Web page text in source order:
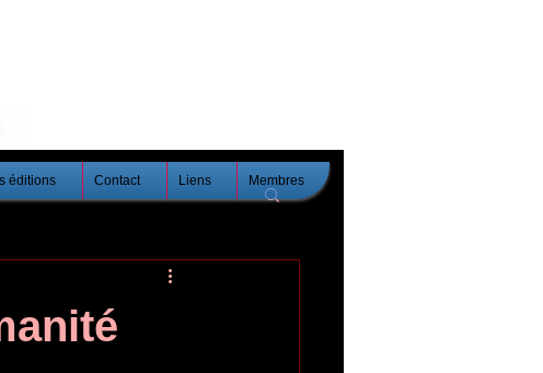
éditions Contact Liens Membres